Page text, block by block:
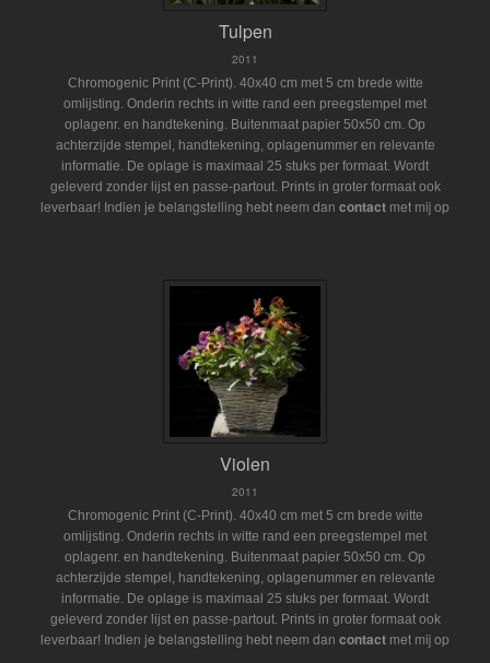
Tulpen
2011
Chromogenic Print (C-Print). 40x40 cm met 5 cm brede witte
omlijsting. Onderin rechts in witte rand een preegstempel met
oplagenr. en handtekening. Buitenmaat papier 50x50 cm. Op
achterzijde stempel, handtekening, oplagenummer en relevante
informatie. De oplage is maximaal 25 stuks per formaat. Wordt
geleverd zonder lijst en passe-partout. Prints in groter formaat ook
leverbaar! Indien je belangstelling hebt neem dan contact met mij op
Violen
2011
Chromogenic Print (C-Print). 40x40 cm met 5 cm brede witte
omlijsting. Onderin rechts in witte rand een preegstempel met
oplagenr. en handtekening. Buitenmaat papier 50x50 cm. Op
achterzijde stempel, handtekening, oplagenummer en relevante
informatie. De oplage is maximaal 25 stuks per formaat. Wordt
geleverd zonder lijst en passe-partout. Prints in groter formaat ook
leverbaar! Indien je belangstelling hebt neem dan contact met mij op